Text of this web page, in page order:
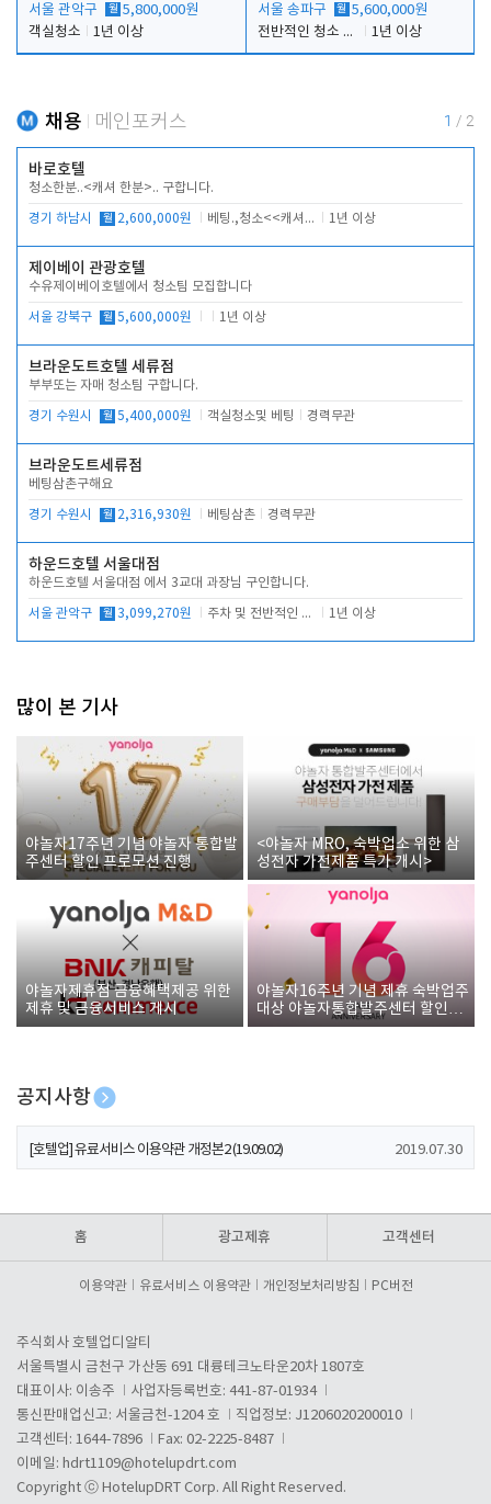
서울 관악구 월 5,800,000원
객실청소
1년 이상
서울 송파구 월 5,600,000원
전반적인 청소 업무(객실청소.객실정리)
1년 이상
채용 메인포커스 1 / 2
바로호텔
청소한분..<캐셔 한분>.. 구합니다.
경기 하남시 월 2,600,000원 베팅.,청소<<캐셔 모셔봅니다. 1년 이상
제이베이 관광호텔
수유제이베이호텔에서 청소팀 모집합니다
서울 강북구 월 5,600,000원 1년 이상
브라운도트호텔 세류점
부부또는 자매 청소팀 구합니다.
경기 수원시 월 5,400,000원 객실청소및 베팅 경력무관
브라운도트세류점
베팅삼촌구해요
경기 수원시 월 2,316,930원 베팅삼촌 경력무관
하운드호텔 서울대점
하운드호텔 서울대점 에서 3교대 과장님 구인합니다.
서울 관악구 월 3,099,270원 주차 및 전반적인 당번업무 1년 이상
많이 본 기사
야놀자17주년 기념 야놀자 통합발
주센터 할인 프로모션 진행
<야놀자 MRO, 숙박업소 위한 삼
성전자 가전제품 특가 개시>
야놀자제휴점 금융혜택제공 위한
제휴 및 금융서비스 게시
야놀자16주년 기념 제휴 숙박업주
대상 야놀자통합발주센터 할인쿠
폰 증정
공지사항
[호텔업] 개인정보 처리방침 개정본1 (19.09.02)
[호텔업] 유료서비스 이용약관 개정본2 (19.09.02) 2019.07.30
홈 광고제휴 고객센터
이용약관 유료서비스 이용약관 개인정보처리방침 PC버전
주식회사 호텔업디알티
서울특별시 금천구 가산동 691 대륭테크노타운20차 1807호
대표이사: 이송주
사업자등록번호: 441-87-01934
통신판매업신고: 서울금천-1204 호
직업정보: J1206020200010
고객센터: 1644-7896
Fax: 02-2225-8487
이메일: hdrt1109@hotelupdrt.com
Copyright ⓒ HotelupDRT Corp. All Right Reserved.